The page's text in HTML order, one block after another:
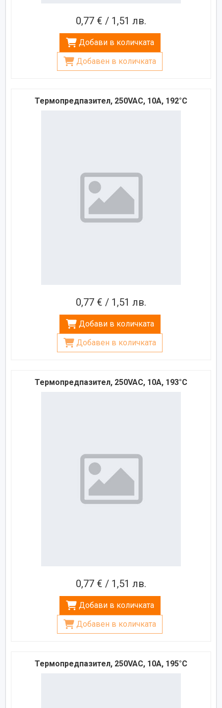
0,77 € / 1,51 лв.
Добави в количката
Добавен в количката
Термопредпазител, 250VAC, 10A, 192°C
0,77 € / 1,51 лв.
Добави в количката
Добавен в количката
Термопредпазител, 250VAC, 10A, 193°C
0,77 € / 1,51 лв.
Добави в количката
Добавен в количката
Термопредпазител, 250VAC, 10A, 195°C